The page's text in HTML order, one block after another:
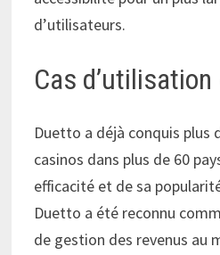
d’utilisateurs.
Cas
Duetto a déjà conquis plus
casinos dans plus de 60
efficacité et de sa
Duetto a été reconnu
de gestion des revenus au